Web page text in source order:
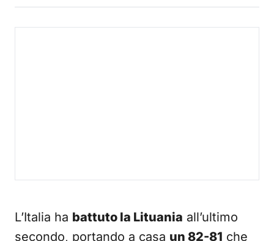
L’Italia ha battuto la Lituania all’ultimo
secondo, portando a casa un 82-81 che